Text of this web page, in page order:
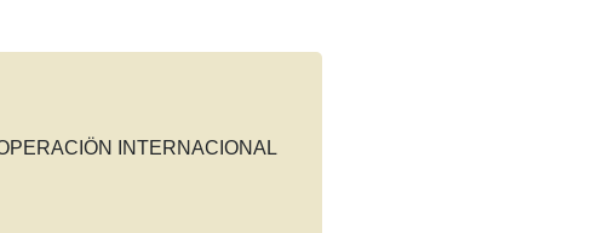
INTERNACIONAL